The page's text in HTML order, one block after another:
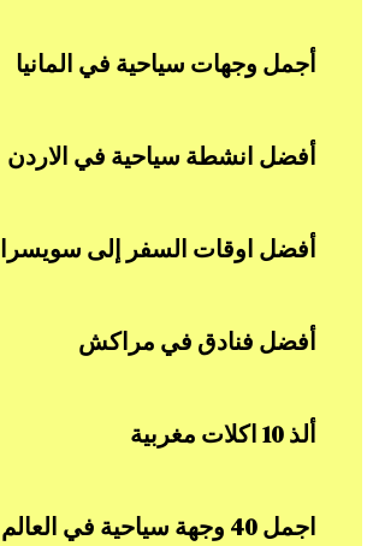
أجمل وجهات سياحية في المانيا
أفضل انشطة سياحية في الاردن
أفضل اوقات السفر إلى سويسرا
أفضل فنادق في مراكش
ألذ 10 اكلات مغربية
اجمل 40 وجهة سياحية في العالم